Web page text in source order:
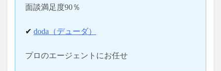
面談満足度90％
✔ doda（デューダ）
プロのエージェントにお任せ